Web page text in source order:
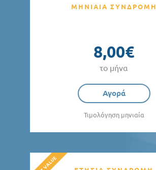
ΜΗΝΙΑΙΑ ΣΥΝΔΡΟΜΗ
8,00€
το μήνα
Αγορά
Τιμολόγηση μηνιαία